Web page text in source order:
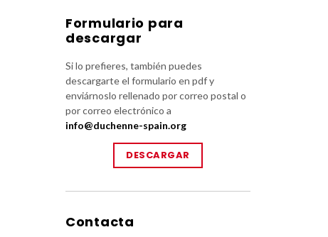
Formulario para
descargar
Si lo prefieres, también puedes
descargarte el formulario en pdf y
enviárnoslo rellenado por correo postal o
por correo electrónico a
info@duchenne-spain.org
DESCARGAR
Contacta